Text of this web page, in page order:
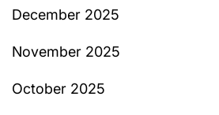
December 2025
November 2025
October 2025